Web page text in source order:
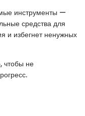
инструменты —
средства для
и избегнет ненужных
чтобы не